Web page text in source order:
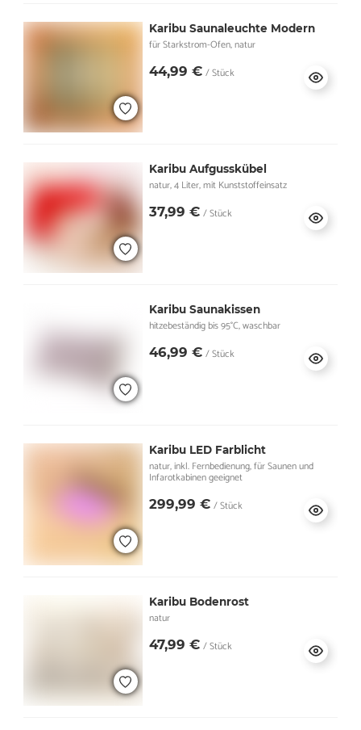
Karibu Saunaleuchte Modern
für Starkstrom-Ofen, natur
44,99 € / Stück
Karibu Aufgusskübel
natur, 4 Liter, mit Kunststoffeinsatz
37,99 € / Stück
Karibu Saunakissen
hitzebeständig bis 95°C, waschbar
46,99 € / Stück
Karibu LED Farblicht
natur, inkl. Fernbedienung, für Saunen und
Infarotkabinen geeignet
299,99 € / Stück
Karibu Bodenrost
natur
47,99 € / Stück